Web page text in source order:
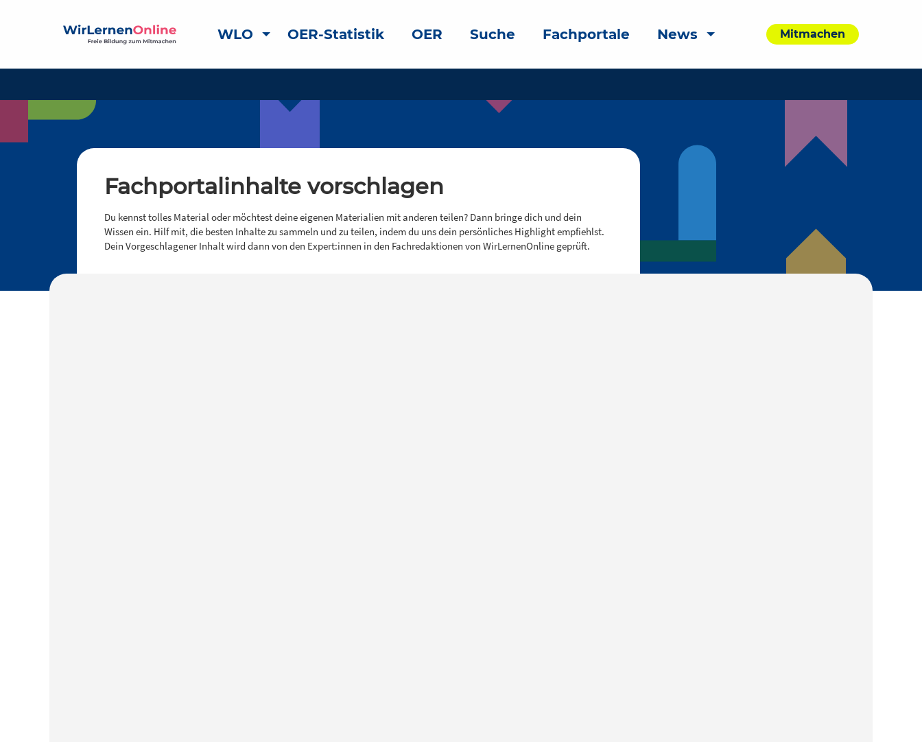
WLO OER-Statistik OER Suche Fachportale News Mitmachen
Fachportalinhalte vorschlagen
Du kennst tolles Material oder möchtest deine eigenen Materialien mit anderen teilen? Dann bringe dich und dein
Wissen ein. Hilf mit, die besten Inhalte zu sammeln und zu teilen, indem du uns dein persönliches Highlight empfiehlst.
Dein Vorgeschlagener Inhalt wird dann von den Expert:innen in den Fachredaktionen von WirLernenOnline geprüft.